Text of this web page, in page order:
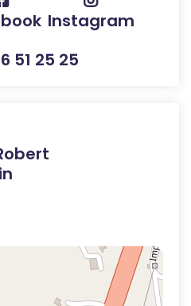
Instagram
51 25 25